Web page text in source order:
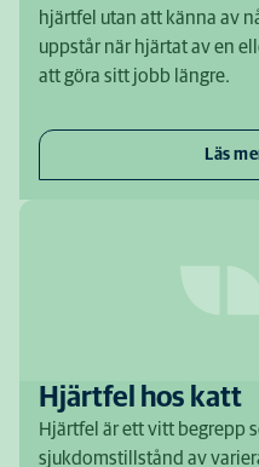
hjärtfel utan att känna av
uppstår när hjärtat av en
att göra sitt jobb längre.
Läs
Hjärtfel hos katt
Hjärtfel är ett vitt begrepp
sjukdomstillstånd av